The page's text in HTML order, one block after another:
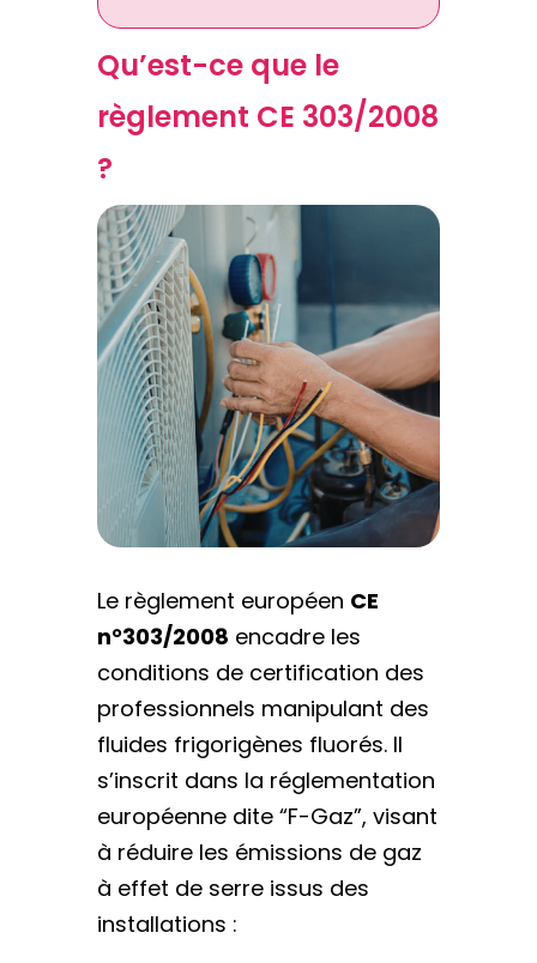
Qu’est-ce que le
règlement CE 303/2008
?
Le règlement européen CE
n°303/2008 encadre les
conditions de certification des
professionnels manipulant des
fluides frigorigènes fluorés. Il
s’inscrit dans la réglementation
européenne dite “F-Gaz”, visant
à réduire les émissions de gaz
à effet de serre issus des
installations :